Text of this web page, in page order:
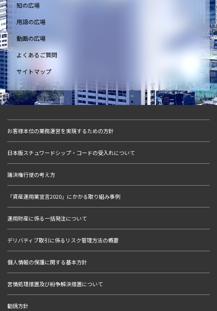
知の広場
用語の広場
動画の広場
よくあるご質問
サイトマップ
お客様本位の業務運営を実現するための方針
日本版スチュワードシップ・コードの受入れについて
議決権行使の考え方
「資産運用業宣言2020」にかかる取り組み事例
運用財産に係る一括発注について
デリバティブ取引に係るリスク管理方法の概要
個人情報の保護に関する基本方針
苦情処理措置及び紛争解決措置について
勧誘方針